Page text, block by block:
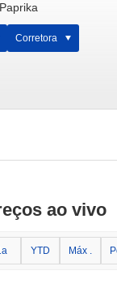
Corretora
ao vivo
YTD Máx .